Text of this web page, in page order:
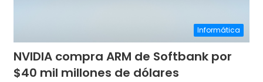
Informática
NVIDIA compra ARM de Softbank por
$40 mil millones de dólares